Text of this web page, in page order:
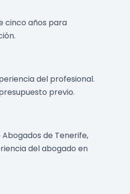
cinco años para
del profesional.
previo.
de Tenerife,
del abogado en